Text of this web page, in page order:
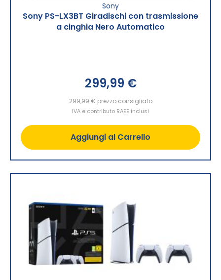
Sony
Sony PS-LX3BT Giradischi con trasmissione
a cinghia Nero Automatico
299,99 €
299,99 € prezzo consigliato
IVA e contributo RAEE inclusi
Aggiungi al Carrello